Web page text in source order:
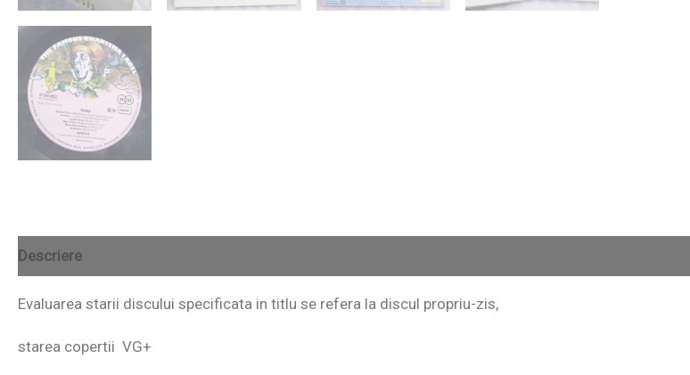
Descriere
Evaluarea starii discului specificata in titlu se refera la discul propriu-zis,
starea copertii VG+